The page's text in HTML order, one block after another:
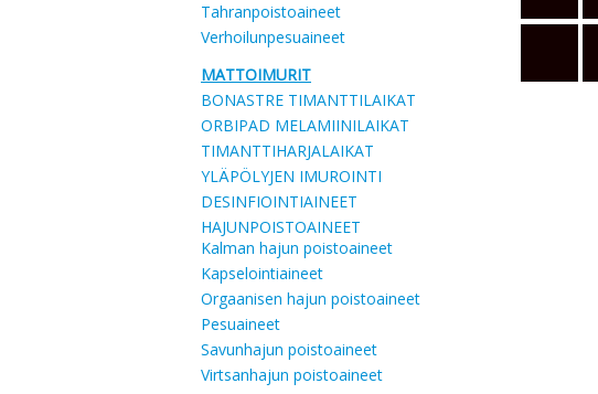
Tahranpoistoaineet
Verhoilunpesuaineet
MATTOIMURIT
BONASTRE TIMANTTILAIKAT
ORBIPAD MELAMIINILAIKAT
TIMANTTIHARJALAIKAT
YLÄPÖLYJEN IMUROINTI
DESINFIOINTIAINEET
HAJUNPOISTOAINEET
Kalman hajun poistoaineet
Kapselointiaineet
Orgaanisen hajun poistoaineet
Pesuaineet
Savunhajun poistoaineet
Virtsanhajun poistoaineet